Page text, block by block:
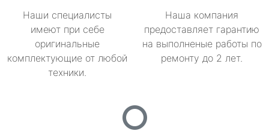
Наши специалисты
имеют при себе
оригинальные
комплектующие от любой
техники.
Наша компания
предоставляет гарантию
на выполненые работы по
ремонту до 2 лет.